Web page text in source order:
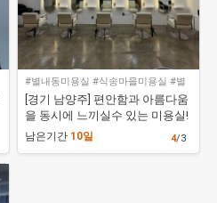
#별내동미용실 #식송마을미용실 #별
내별가람역미용실 #미미살롱별내점
[경기 남양주] 편안함과 아름다움
을 동시에 느끼실수 있는 미용실!
[미미살롱 별내점]
남은기간 10일 4/3